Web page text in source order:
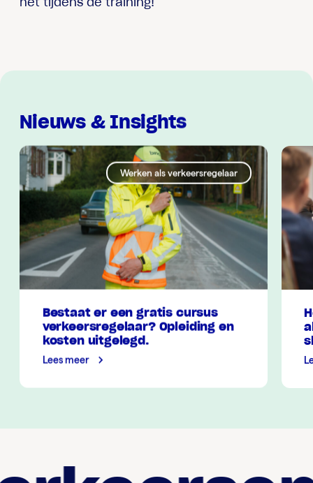
Nieuws & Insights
Werken als verkeersregelaar
Bestaat er een gratis cursus
verkeersregelaar? Opleiding en
kosten uitgelegd.
Lees meer